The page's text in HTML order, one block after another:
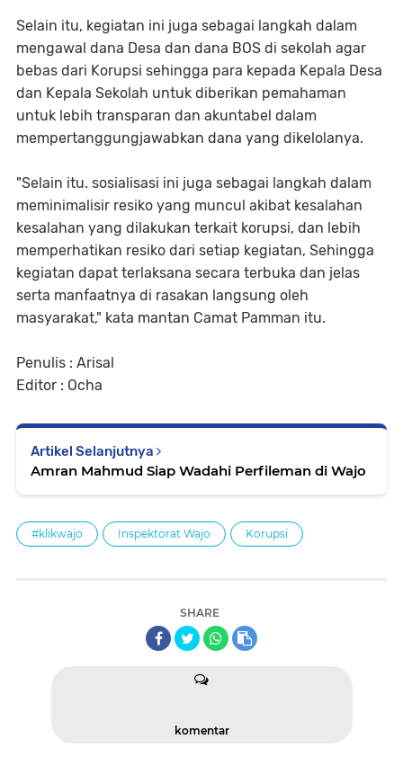
Selain itu, kegiatan ini juga sebagai langkah dalam
mengawal dana Desa dan dana BOS di sekolah agar
bebas dari Korupsi sehingga para kepada Kepala Desa
dan Kepala Sekolah untuk diberikan pemahaman
untuk lebih transparan dan akuntabel dalam
mempertanggungjawabkan dana yang dikelolanya.
"Selain itu. sosialisasi ini juga sebagai langkah dalam
meminimalisir resiko yang muncul akibat kesalahan
kesalahan yang dilakukan terkait korupsi, dan lebih
memperhatikan resiko dari setiap kegiatan, Sehingga
kegiatan dapat terlaksana secara terbuka dan jelas
serta manfaatnya di rasakan langsung oleh
masyarakat," kata mantan Camat Pamman itu.
Penulis : Arisal
Editor : Ocha
Artikel Selanjutnya
Amran Mahmud Siap Wadahi Perfileman di Wajo
#klikwajo Inspektorat Wajo Korupsi
SHARE
komentar